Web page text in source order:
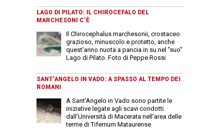
LAGO DI PILATO: IL CHIROCEFALO DEL
MARCHESONI C’È
Il Chirocephalus marchesonii, crostaceo
grazioso, minuscolo e protetto, anche
quest'anno nuota a pancia in su nel "suo"
Lago di Pilato. Foto di Peppe Rossi
SANT’ANGELO IN VADO: A SPASSO AL TEMPO DEI
ROMANI
A Sant’Angelo in Vado sono partite le
iniziative legate agli scavi condotti
dall’Università di Macerata nell’area delle
terme di Tifernum Mataurense